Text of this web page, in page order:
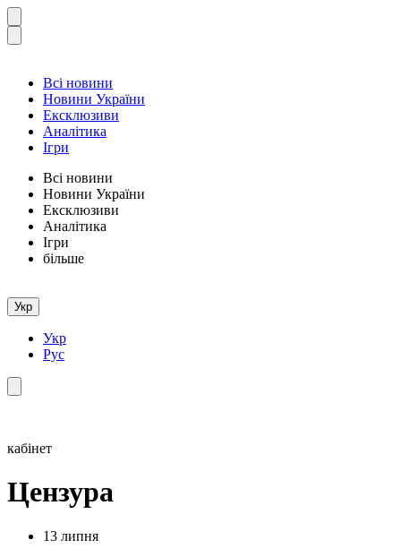
Всі новини
Новини України
Ексклюзиви
Аналітика
Ігри
Всі новини
Новини України
Ексклюзиви
Аналітика
Ігри
більше
Укр
Укр
Рус
кабінет
Цензура
13 липня